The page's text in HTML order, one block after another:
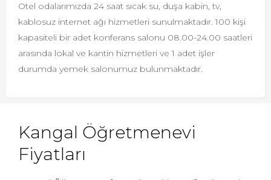
Otel odalarımızda 24 saat sıcak su, duşa kabin, tv,
kablosuz internet ağı hizmetleri sunulmaktadır. 100 kişi
kapasiteli bir adet konferans salonu 08.00-24.00 saatleri
arasında lokal ve kantin hizmetleri ve 1 adet işler
durumda yemek salonumuz bulunmaktadır.
Kangal Öğretmenevi
Fiyatları